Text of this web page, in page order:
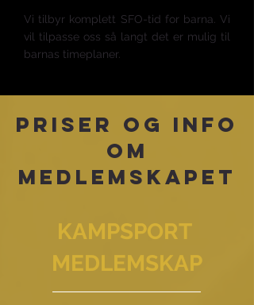
Vi tilbyr komplett SFO-tid for barna. Vi
vil tilpasse oss så langt det er mulig til
barnas timeplaner
Priser og info
om
medlemskapet
KAMPSPORT
MEDLEMSKAP